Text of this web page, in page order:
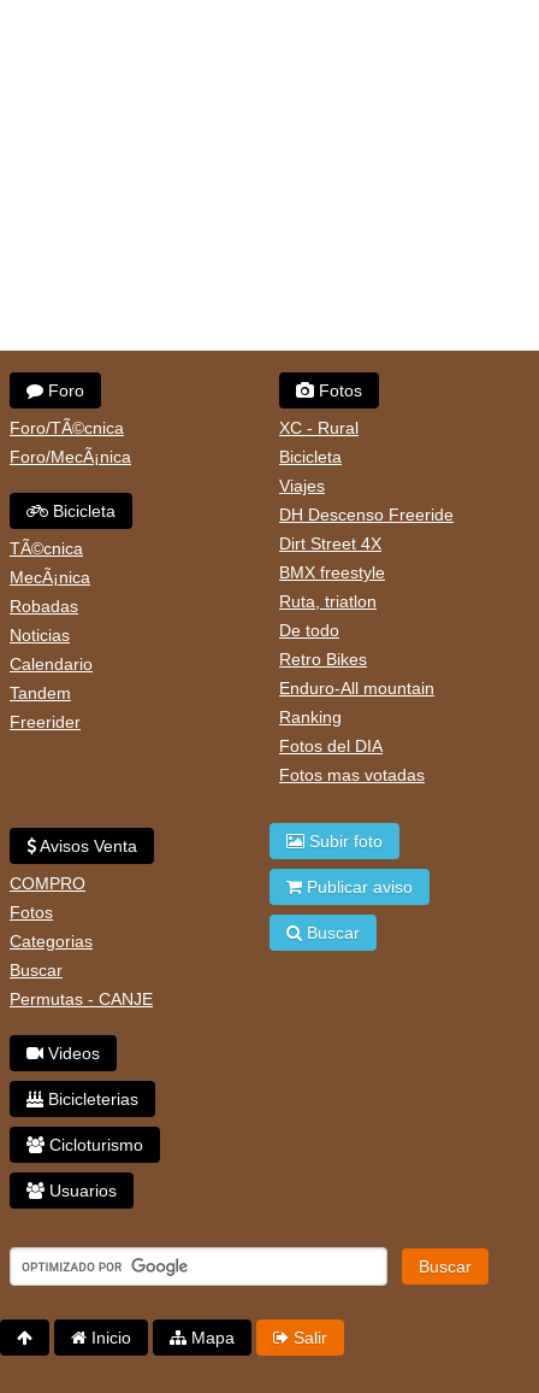
Foro
Foro/TÃ©cnica
Foro/MecÃ¡nica
Bicicleta
TÃ©cnica
MecÃ¡nica
Robadas
Noticias
Calendario
Tandem
Freerider
Fotos
XC - Rural
Bicicleta
Viajes
DH Descenso Freeride
Dirt Street 4X
BMX freestyle
Ruta, triatlon
De todo
Retro Bikes
Enduro-All mountain
Ranking
Fotos del DIA
Fotos mas votadas
Avisos Venta
COMPRO
Fotos
Categorias
Buscar
Permutas - CANJE
Videos
Bicicleterias
Cicloturismo
Usuarios
Subir foto
Publicar aviso
Buscar
Buscar
Inicio Mapa Salir